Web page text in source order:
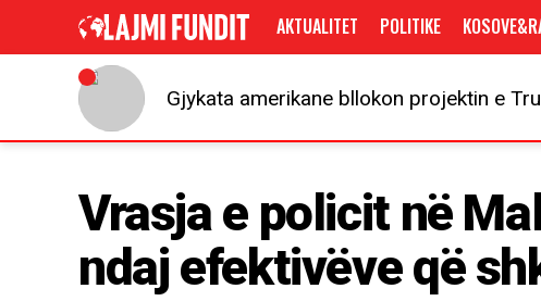
AKTUALITET POLITIKE
Gjykata amerikane bllokon projektin e
Vrasja e policit në
ndaj efektivëve që